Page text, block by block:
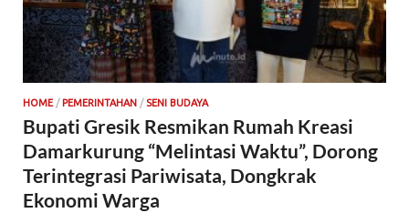
HOME/ PEMERINTAHAN /SENI BUDAYA
Bupati Gresik Resmikan Rumah Kreasi
Damarkurung “Melintasi Waktu”, Dorong
Terintegrasi Pariwisata, Dongkrak
Ekonomi Warga